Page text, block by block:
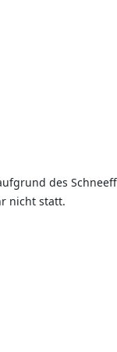
des
nicht statt.